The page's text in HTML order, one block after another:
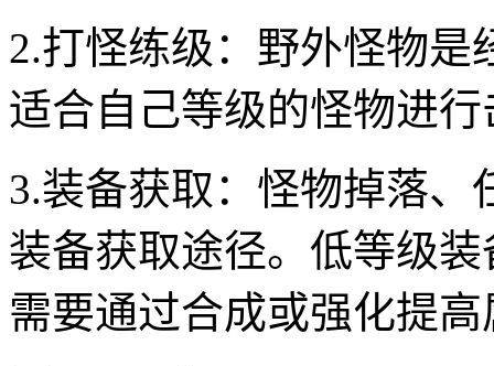
2.打怪练级：野外怪物
适合自己等级的怪物进
3.装备获取：怪物掉落
装备获取途径。低等级
需要通过合成或强化提高